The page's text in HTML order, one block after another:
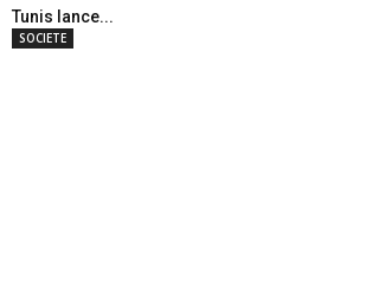
Tunis lance...
SOCIETE